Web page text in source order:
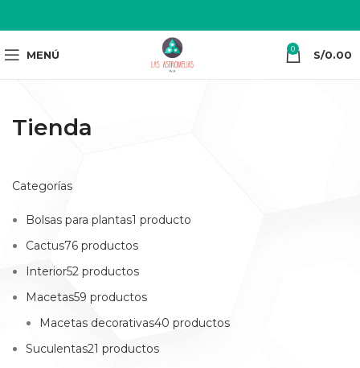
MENÚ 0 S/0.00
Tienda
Categorías
Bolsas para plantas1 producto
Cactus76 productos
Interior52 productos
Macetas59 productos
Macetas decorativas40 productos
Suculentas21 productos